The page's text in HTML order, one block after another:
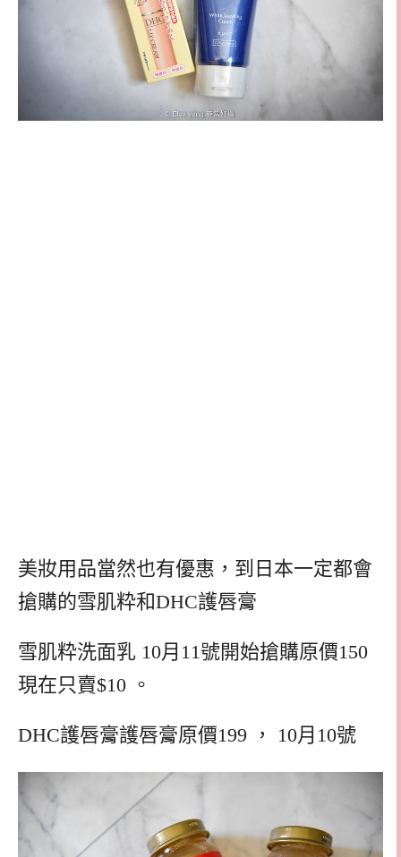
美妝用品當然也有優惠，到日本一定都會
搶購的雪肌粋和DHC護唇膏
雪肌粋洗面乳 10月11號開始搶購原價150
現在只賣$10 。
DHC護唇膏護唇膏原價199 ， 10月10號